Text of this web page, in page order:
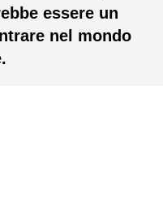
essere un
nel mondo